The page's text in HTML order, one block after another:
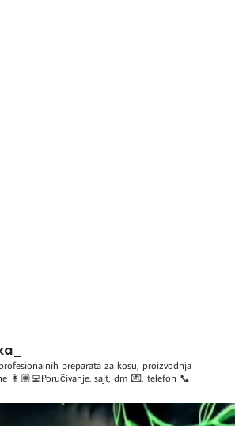
preparata za kosu, proizvodnja
👩🏽‍💻Poručivanje: sajt; dm 💌; telefon 📞